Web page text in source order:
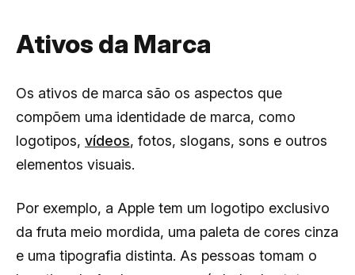
Ativos da Marca
Os ativos de marca são os aspectos que
compõem uma identidade de marca, como
logotipos, vídeos, fotos, slogans, sons e outros
elementos visuais.
Por exemplo, a Apple tem um logotipo exclusivo
da fruta meio mordida, uma paleta de cores cinza
e uma tipografia distinta. As pessoas tomam o